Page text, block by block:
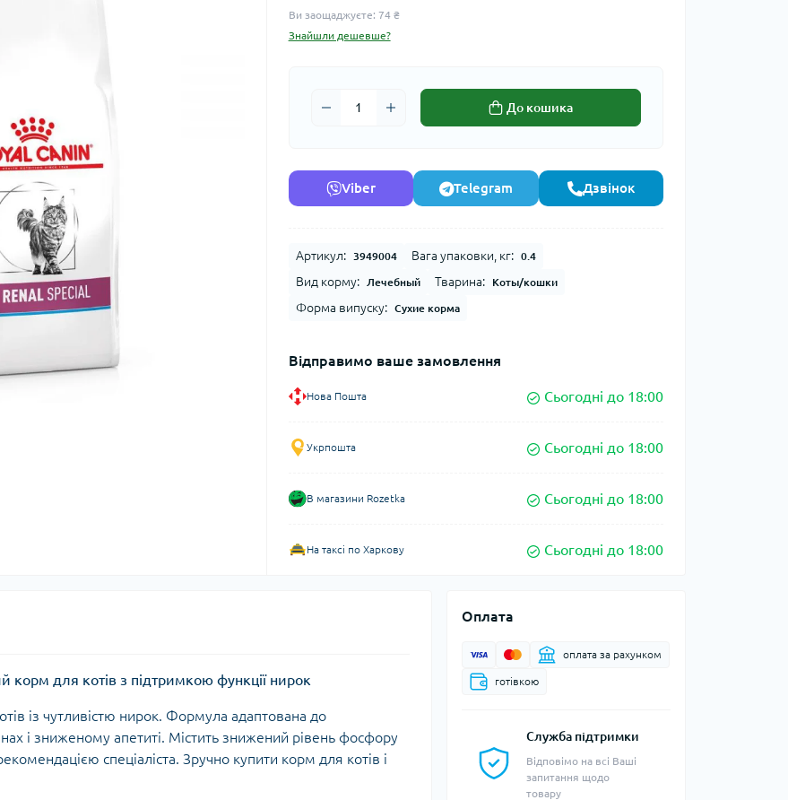
Ви заощаджуєте: 74 ₴
Знайшли дешевше?
До кошика
Viber Telegram Дзвінок
Артикул: 3949004 Вага упаковки, кг: 0.4
Вид корму: Лечебный Тварина: Коты/кошки
Форма випуску: Сухие корма
Відправимо ваше замовлення
Нова Пошта Сьогодні до 18:00
Укрпошта Сьогодні до 18:00
В магазини Rozetka Сьогодні до 18:00
На таксі по Харкову Сьогодні до 18:00
Оплата
оплата за рахунком
готівкою
Служба підтримки
Відповімо на всі Ваші
запитання щодо
товару
корм для котів з підтримкою функції нирок
із чутливістю нирок. Формула адаптована до
і зниженому апетиті. Містить знижений рівень фосфору
спеціаліста. Зручно купити корм для котів і